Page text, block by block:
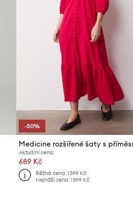
-50%
Medicine rozšířené šaty s
Aktuální cena:
689 Kč
Běžná cena: 1399 Kč
Nejnižší cena: 1399 Kč